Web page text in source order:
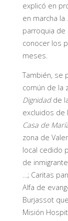
explicó en
en marcha la
parroquia de
conocer los
meses.
También, se
común de la
Dignidad de
excluidos de
Casa de
zona de
local cedido
de
…; Caritas
Alfa de
Burjassot
Misión